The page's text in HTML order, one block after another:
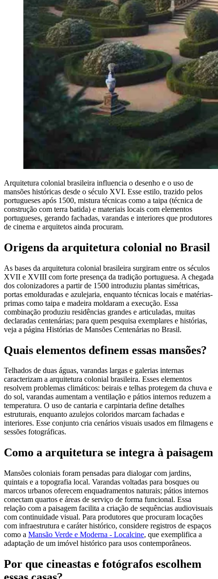
Arquitetura colonial brasileira influencia o desenho e o uso de
mansões históricas desde o século XVI. Esse estilo, trazido pelos
portugueses após 1500, mistura técnicas como a taipa (técnica de
construção com terra batida) e materiais locais com elementos
portugueses, gerando fachadas, varandas e interiores que produtores
de cinema e arquitetos ainda procuram.
Origens da arquitetura colonial no Brasil
As bases da arquitetura colonial brasileira surgiram entre os séculos
XVII e XVIII com forte presença da tradição portuguesa. A chegada
dos colonizadores a partir de 1500 introduziu plantas simétricas,
portas emolduradas e azulejaria, enquanto técnicas locais e matérias-
primas como taipa e madeira moldaram a execução. Essa
combinação produziu residências grandes e articuladas, muitas
declaradas centenárias; para quem pesquisa exemplares e histórias,
veja a página Histórias de Mansões Centenárias no Brasil.
Quais elementos definem essas mansões?
Telhados de duas águas, varandas largas e galerias internas
caracterizam a arquitetura colonial brasileira. Esses elementos
resolvem problemas climáticos: beirais e telhas protegem da chuva e
do sol, varandas aumentam a ventilação e pátios internos reduzem a
temperatura. O uso de cantaria e carpintaria define detalhes
estruturais, enquanto azulejos coloridos marcam fachadas e
interiores. Esse conjunto cria cenários visuais usados em filmagens e
sessões fotográficas.
Como a arquitetura se integra à paisagem
Mansões coloniais foram pensadas para dialogar com jardins,
quintais e a topografia local. Varandas voltadas para bosques ou
marcos urbanos oferecem enquadramentos naturais; pátios internos
conectam quartos e áreas de serviço de forma funcional. Essa
relação com a paisagem facilita a criação de sequências audiovisuais
com continuidade visual. Para produtores que procuram locações
com infraestrutura e caráter histórico, considere registros de espaços
como a Mansão Verde e Moderna - Localcine, que exemplifica a
adaptação de um imóvel histórico para usos contemporâneos.
Por que cineastas e fotógrafos escolhem